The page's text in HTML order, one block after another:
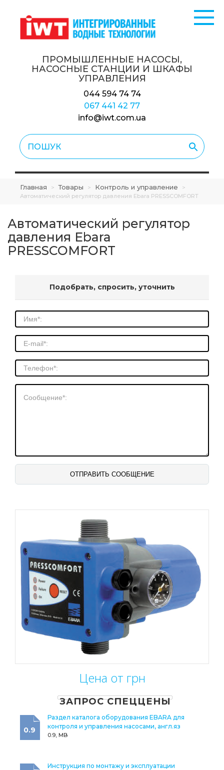
ПРОМЫШЛЕННЫЕ НАСОСЫ,
НАСОСНЫЕ СТАНЦИИ И ШКАФЫ
УПРАВЛЕНИЯ
044 594 74 74
067 441 42 77
info@iwt.com.ua
Главная > Товары > Контроль и управление
>
Автоматический регулятор давления Ebara PRESSCOMFORT
Автоматический регулятор
давления Ebara
PRESSCOMFORT
Подобрать, спросить, уточнить
Цена от грн
ЗАПРОС СПЕЦЦЕНЫ
Раздел каталога оборудования EBARA для
контроля и управления насосами, англ.яз
0.9, MB
0.9
Инструкция по монтажу и эксплуатации